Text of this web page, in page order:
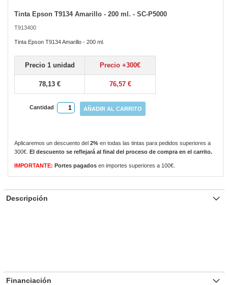
Tinta Epson T9134 Amarillo - 200 ml. - SC-P5000
T913400
Tinta Epson T9134 Amarillo - 200 ml.
Precio 1 unidad Precio +300€
78,13 € 76,57 €
Cantidad AÑADIR AL CARRITO
Aplicaremos un descuento del 2% en todas las tintas para pedidos superiores a
300€.
El descuento se reflejará al final del proceso de compra en el carrito.
IMPORTANTE: Portes pagados en importes superiores a 100€.
Skip
the
beginning
the
images
gallery
Descripción
Financiación